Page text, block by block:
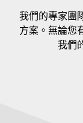
我們的專家團
方案。無論您
我們